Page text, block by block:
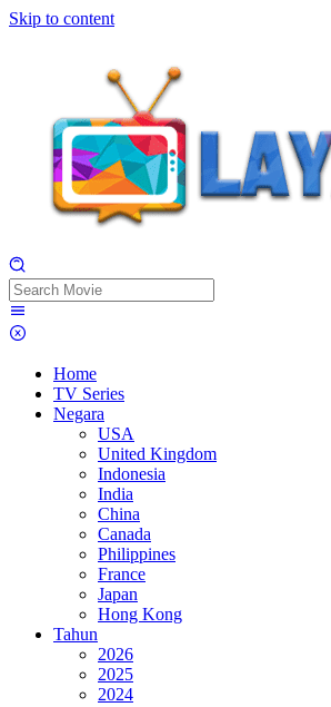
Skip to content
Home
TV Series
Negara
USA
United Kingdom
Indonesia
India
China
Canada
Philippines
France
Japan
Hong Kong
Tahun
2026
2025
2024